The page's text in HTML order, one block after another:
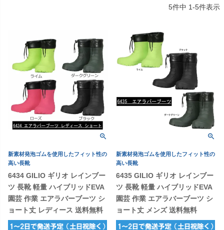
5件中 1-5件表示
新素材発泡ゴムを使用したフィット性の
高い長靴
6434 GILIO ギリオ レインブー
ツ 長靴 軽量 ハイブリッドEVA
園芸 作業 エアラバーブーツ シ
ョート丈 レディース 送料無料
新素材発泡ゴムを使用したフィット性の
高い長靴
6435 GILIO ギリオ レインブー
ツ 長靴 軽量 ハイブリッドEVA
園芸 作業 エアラバーブーツ シ
ョート丈 メンズ 送料無料